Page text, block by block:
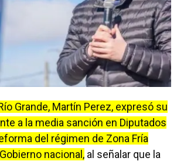
Grande, Martín Perez, expresó su
a la media sanción en Diputados
del régimen de Zona Fría
nacional, al señalar que la